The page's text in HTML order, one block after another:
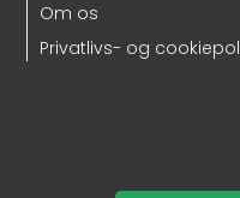
Om os
Privatlivs- og